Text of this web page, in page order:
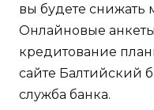
вы будете снижать
Онлайновые
кредитование
сайте Балтийский
служба банка.